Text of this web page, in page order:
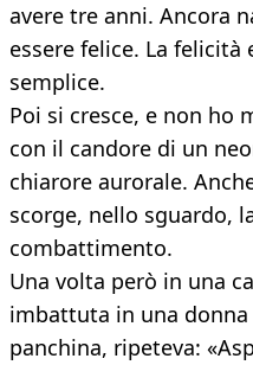
avere tre anni. Ancora
essere felice. La felicità
semplice.
Poi si cresce, e non ho
con il candore di un
chiarore aurorale.
scorge, nello sguardo,
combattimento.
Una volta però in una
imbattuta in una donna
panchina, ripeteva: